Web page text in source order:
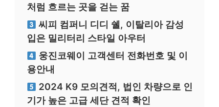
처럼 흐르는 곳을 걷는 꿈
씨피 컴퍼니 디디 쉘, 이탈리아 감성
입은 밀리터리 스타일 아우터
웅진코웨이 고객센터 전화번호 및 이
용안내
2024 K9 모의견적, 법인 차량으로 인
기가 높은 고급 세단 견적 확인